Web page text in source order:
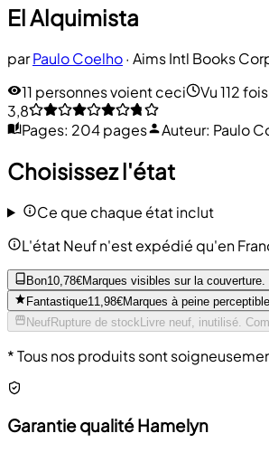
El Alquimista
parPaulo Coelho· Aims Intl Books
11 personnes voient ceci
Vu 112 fois
3,8
Pages: 204 pages Auteur: Paulo
Choisissez l'état
Ce que chaque état inclut
L'état Neuf n'est expédié qu'en
Bon10,78€Marques visibles sur la
Fantastique11,98€Marques à peine
NeufRupture de stockLivre neuf, inutilisé.
* Tous nos produits sont
Garantie qualité Hamelyn